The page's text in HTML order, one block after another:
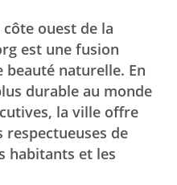
ouest de la
est une fusion
naturelle. En
durable au monde
la ville offre
respectueuses de
habitants et les